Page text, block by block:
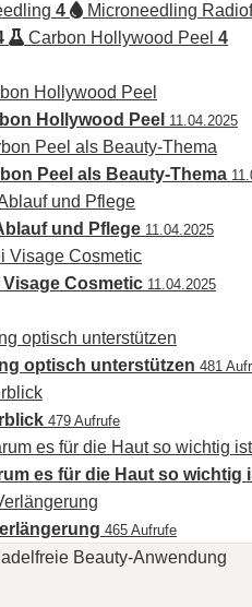
4 Microneedling
Carbon Hollywood Peel 4
Hollywood Peel 11.04.2025
Peel als Beauty-Thema
und Pflege 11.04.2025
Cosmetic 11.04.2025
optisch unterstützen 481
479 Aufrufe
es für die Haut so wichtig
465 Aufrufe